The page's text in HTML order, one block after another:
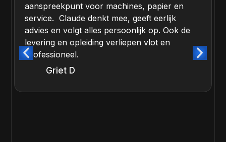
aanspreekpunt voor machines, papier en
service. Claude denkt mee, geeft eerlijk
advies en volgt alles persoonlijk op. Ook de
levering en opleiding verliepen vlot en
professioneel.
Griet D